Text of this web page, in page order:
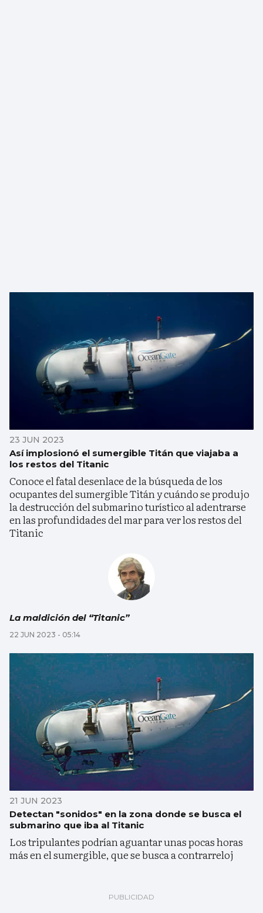
23 JUN 2023
Así implosionó el sumergible Titán que viajaba a
los restos del Titanic
Conoce el fatal desenlace de la búsqueda de los
ocupantes del sumergible Titán y cuándo se produjo
la destrucción del submarino turístico al adentrarse
en las profundidades del mar para ver los restos del
Titanic
La maldición del “Titanic”
22 JUN 2023 - 05:14
21 JUN 2023
Detectan "sonidos" en la zona donde se busca el
submarino que iba al Titanic
Los tripulantes podrían aguantar unas pocas horas
más en el sumergible, que se busca a contrarreloj